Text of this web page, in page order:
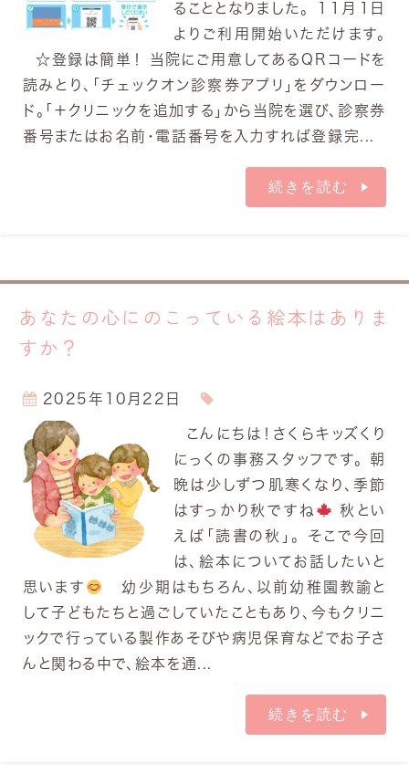
ることとなりました。 １１月１日
よりご利用開始いただけます。
☆登録は簡単！ 当院にご用意してあるQRコードを
読みとり、「チェックオン診察券アプリ」をダウンロー
ド。「＋クリニックを追加する」から当院を選び、診察券
番号またはお名前・電話番号を入力すれば登録完...
続きを読む
あなたの心にのこっている絵本はありま
すか？
2025年10月22日
こんにちは！さくらキッズくり
にっくの事務スタッフです。 朝
晩は少しずつ肌寒くなり、季節
はすっかり秋ですね
秋とい
えば「読書の秋」。 そこで今回
は、絵本についてお話したいと
思います
幼少期はもちろん、以前幼稚園教諭と
して子どもたちと過ごしていたこともあり、今もクリニ
ックで行っている製作あそびや病児保育などでお子さ
んと関わる中で、絵本を通...
続きを読む